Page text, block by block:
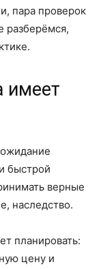
пара проверок
разберёмся,
имеет
быстрой
верные
наследство.
планировать:
цену и